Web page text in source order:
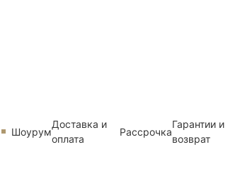
Шоурум
Доставка и
оплата
Рассрочка
Гарантии и
возврат